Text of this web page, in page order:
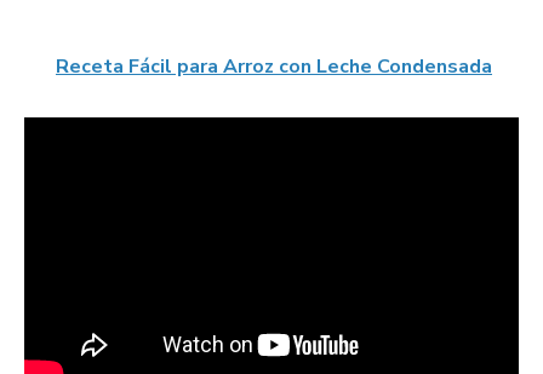
Receta Fácil para Arroz con Leche Condensada